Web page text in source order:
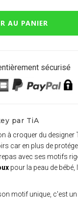
AU PANIER
sécurisé
par TiA
à croquer du designer
car en plus de
avec ses motifs
pour la peau de
motif unique, c'est